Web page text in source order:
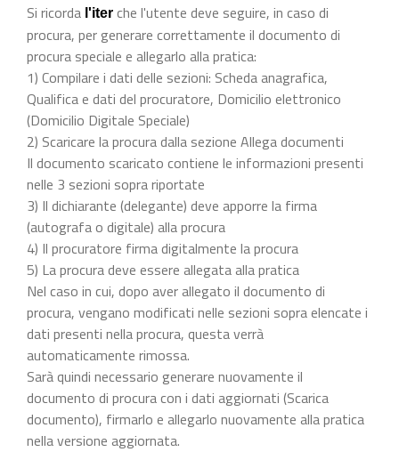
Si ricorda l'iter che l'utente deve seguire, in caso di
procura, per generare correttamente il documento di
procura speciale e allegarlo alla pratica:
1) Compilare i dati delle sezioni: Scheda anagrafica,
Qualifica e dati del procuratore, Domicilio elettronico
(Domicilio Digitale Speciale)
2) Scaricare la procura dalla sezione Allega documenti
Il documento scaricato contiene le informazioni presenti
nelle 3 sezioni sopra riportate
3) Il dichiarante (delegante) deve apporre la firma
(autografa o digitale) alla procura
4) Il procuratore firma digitalmente la procura
5) La procura deve essere allegata alla pratica
Nel caso in cui, dopo aver allegato il documento di
procura, vengano modificati nelle sezioni sopra elencate i
dati presenti nella procura, questa verrà
automaticamente rimossa.
Sarà quindi necessario generare nuovamente il
documento di procura con i dati aggiornati (Scarica
documento), firmarlo e allegarlo nuovamente alla pratica
nella versione aggiornata.